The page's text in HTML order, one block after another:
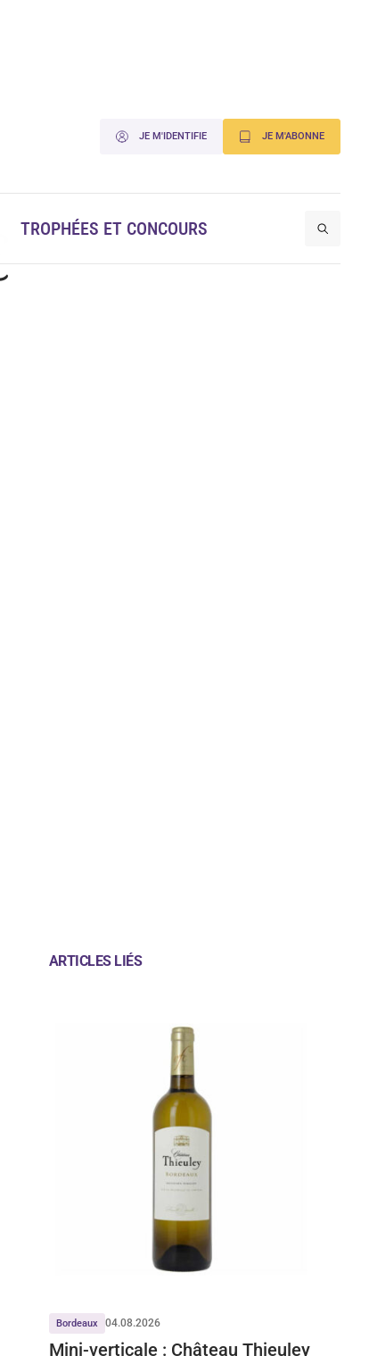
JE M'IDENTIFIE JE M'ABONNE
TROPHÉES ET CONCOURS
ARTICLES LIÉS
Bordeaux 04.08.2026
Mini-verticale : Château Thieuley